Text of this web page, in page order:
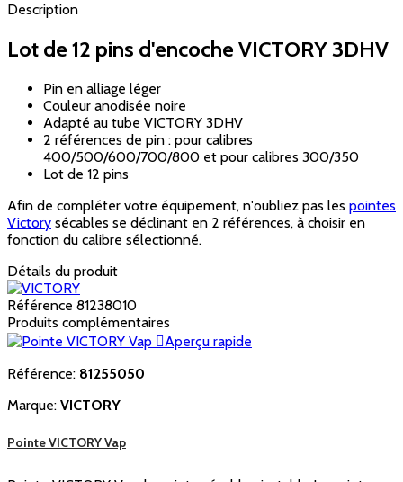
Description
Lot de 12 pins d'encoche VICTORY 3DHV
Pin en alliage léger
Couleur anodisée noire
Adapté au tube VICTORY 3DHV
2 références de pin : pour calibres
400/500/600/700/800 et pour calibres 300/350
Lot de 12 pins
Afin de compléter votre équipement, n'oubliez pas les pointes
Victory sécables se déclinant en 2 références, à choisir en
fonction du calibre sélectionné.
Détails du produit
Référence 81238010
Produits complémentaires
Aperçu rapide
Référence: 81255050
Marque: VICTORY
Pointe VICTORY Vap